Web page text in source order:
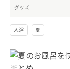
グッズ
入浴 夏